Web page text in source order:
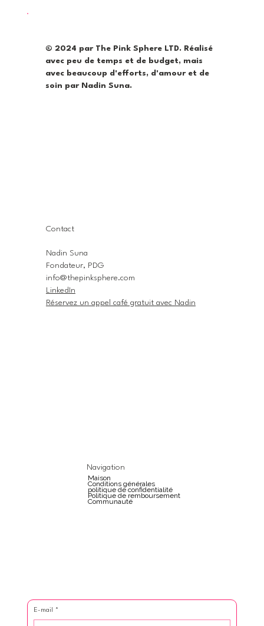
© 2024 par The Pink Sphere LTD. Réalisé
avec peu de temps et de budget, mais
avec beaucoup d'efforts, d'amour et de
soin par Nadin Suna.
Contact
Nadin Suna
Fondateur, PDG
info@thepinksphere.com
LinkedIn
Réservez un appel café gratuit avec Nadin
Navigation
Maison
Conditions générales
politique de confidentialité
Politique de remboursement
Communauté
E-mail *